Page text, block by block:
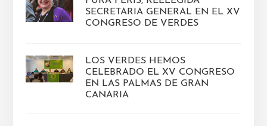
SECRETARIA GENERAL EN EL XV
CONGRESO DE VERDES
LOS VERDES HEMOS
CELEBRADO EL XV CONGRESO
EN LAS PALMAS DE GRAN
CANARIA